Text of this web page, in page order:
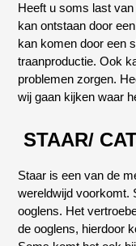
Heeft u soms last
kan ontstaan door
kan komen door een
traanproductie. Ook
problemen zorgen.
wij gaan kijken waar
STAAR/
Staar is een van de
wereldwijd voorkomt.
ooglens. Het
de ooglens, hierdoor